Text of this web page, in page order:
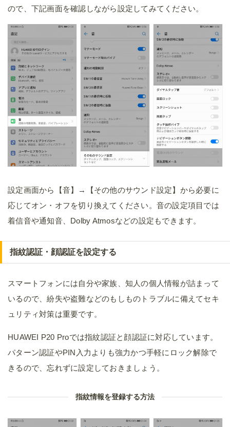
ので、下記画面を確認しながら設定してみてください。
設定画面から【音】→【その他のサウンド設定】から必要に
応じてオン・オフを切り換えてください。音の設定項目では
着信音や通知音、Dolby Atmosなどの設定もできます。
指紋認証・顔認証を設定する
スマートフォンには自分や家族、知人の個人情報が詰まって
いるので、紛失や盗難などのもしものトラブルに備えてセキ
ュリティ対策は重要です。
HUAWEI P20 Proでは指紋認証と顔認証に対応しています。
パターン認証やPIN入力よりも強力かつ手軽にロック解除で
きるので、忘れずに設定しておきましょう。
指紋情報を登録する方法